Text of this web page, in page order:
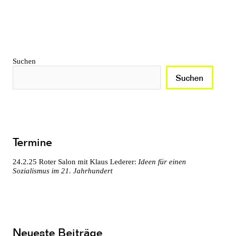
Suchen
Suchen
Termine
24.2.25Roter Salon mit Klaus Lederer: Ideen für einen
Sozialismus im 21. Jahrhundert
Neueste Beiträge